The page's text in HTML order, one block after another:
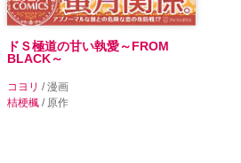
ドＳ極道の甘い執愛～FROM
BLACK～
コヨリ / 漫画
桔梗楓 / 原作